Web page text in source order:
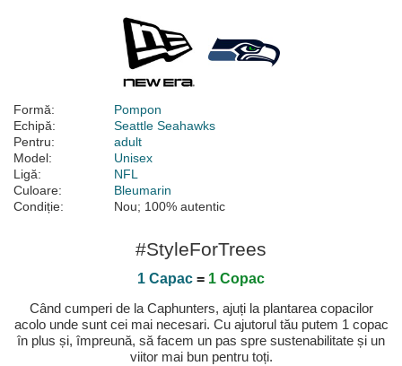
Formă:
Pompon
Echipă:
Seattle Seahawks
Pentru:
adult
Model:
Unisex
Ligă:
NFL
Culoare:
Bleumarin
Condiție:
Nou; 100% autentic
#StyleForTrees
1 Capac = 1 Copac
Când cumperi de la Caphunters, ajuți la plantarea copacilor
acolo unde sunt cei mai necesari. Cu ajutorul tău putem 1 copac
în plus și, împreună, să facem un pas spre sustenabilitate și un
viitor mai bun pentru toți.